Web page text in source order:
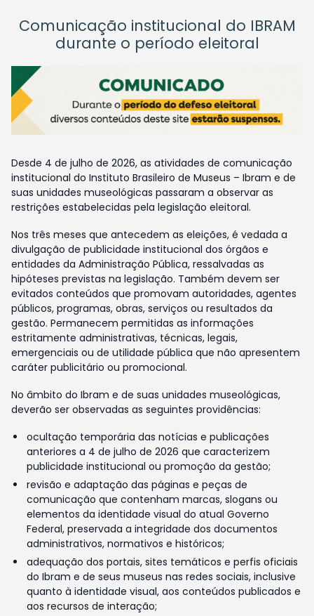
Comunicação institucional do IBRAM
durante o período eleitoral
Desde 4 de julho de 2026, as atividades de comunicação
institucional do Instituto Brasileiro de Museus – Ibram e de
suas unidades museológicas passaram a observar as
restrições estabelecidas pela legislação eleitoral.
Nos três meses que antecedem as eleições, é vedada a
divulgação de publicidade institucional dos órgãos e
entidades da Administração Pública, ressalvadas as
hipóteses previstas na legislação. Também devem ser
evitados conteúdos que promovam autoridades, agentes
públicos, programas, obras, serviços ou resultados da
gestão. Permanecem permitidas as informações
estritamente administrativas, técnicas, legais,
emergenciais ou de utilidade pública que não apresentem
caráter publicitário ou promocional.
No âmbito do Ibram e de suas unidades museológicas,
deverão ser observadas as seguintes providências:
ocultação temporária das notícias e publicações
anteriores a 4 de julho de 2026 que caracterizem
publicidade institucional ou promoção da gestão;
revisão e adaptação das páginas e peças de
comunicação que contenham marcas, slogans ou
elementos da identidade visual do atual Governo
Federal, preservada a integridade dos documentos
administrativos, normativos e históricos;
adequação dos portais, sites temáticos e perfis oficiais
do Ibram e de seus museus nas redes sociais, inclusive
quanto à identidade visual, aos conteúdos publicados e
aos recursos de interação;